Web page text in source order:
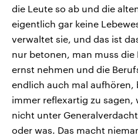
die Leute so ab und die
eigentlich gar keine
verwaltet sie, und das ist
nur betonen, man muss
ernst nehmen und die
endlich auch mal aufhören,
immer reflexartig zu sagen,
nicht unter
oder was. Das macht